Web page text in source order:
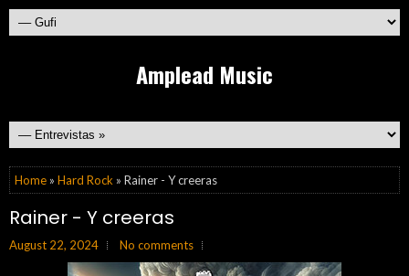
Amplead Music
Home » Hard Rock » Rainer - Y creeras
Rainer - Y creeras
August 22, 2024 No comments